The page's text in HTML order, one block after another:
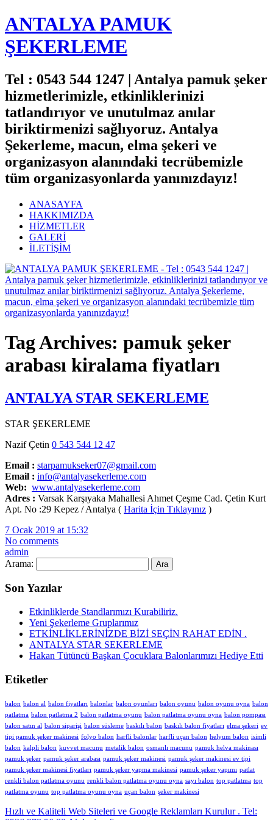
ANTALYA PAMUK
ŞEKERLEME
Tel : 0543 544 1247 | Antalya pamuk şeker
hizmetlerimizle, etkinliklerinizi
tatlandırıyor ve unutulmaz anılar
biriktirmenizi sağlıyoruz. Antalya
Şekerleme, macun, elma şekeri ve
organizasyon alanındaki tecrübemizle
tüm organizasyonlarda yanınızdayız!
ANASAYFA
HAKKIMIZDA
HİZMETLER
GALERİ
İLETİŞİM
Tag Archives: pamuk şeker
arabası kiralama fiyatları
ANTALYA STAR SEKERLEME
STAR ŞEKERLEME
Nazif Çetin 0 543 544 12 47
Email : starpamukseker07@gmail.com
Email : info@antalyasekerleme.com
Web: www.antalyasekerleme.com
Adres : Varsak Karşıyaka Mahallesi Ahmet Çeşme Cad. Çetin Kurt
Apt. No :29 Kepez / Antalya ( Harita İçin Tıklayınız )
7 Ocak 2019 at 15:32
No comments
admin
Arama:
Son Yazılar
Etkinliklerde Standlarımızı Kurabiliriz.
Yeni Şekerleme Gruplarımız
ETKİNLİKLERİNİZDE BİZİ SEÇİN RAHAT EDİN .
ANTALYA STAR SEKERLEME
Hakan Tütüncü Başkan Çocuklara Balonlarımızı Hediye Etti
Etiketler
balon balon al balon fiyatları balonlar balon oyunları balon oyunu balon oyunu oyna balon
patlatma balon patlatma 2 balon patlatma oyunu balon patlatma oyunu oyna balon pompası
balon satın al balon siparişi balon süsleme baskılı balon baskılı balon fiyatları elma şekeri ev
tipi pamuk şeker makinesi folyo balon harfli balonlar harfli uçan balon helyum balon isimli
balon kalpli balon kuvvet macunu metalik balon osmanlı macunu pamuk helva makinası
pamuk şeker pamuk şeker arabası pamuk şeker makinesi pamuk şeker makinesi ev tipi
pamuk şeker makinesi fiyatları pamuk şeker yapma makinesi pamuk şeker yapımı patlat
renkli balon patlatma oyunu renkli balon patlatma oyunu oyna sayı balon top patlatma top
patlatma oyunu top patlatma oyunu oyna uçan balon şeker makinesi
Hızlı ve Kaliteli Web Siteleri ve Google Reklamları Kurulur . Tel: